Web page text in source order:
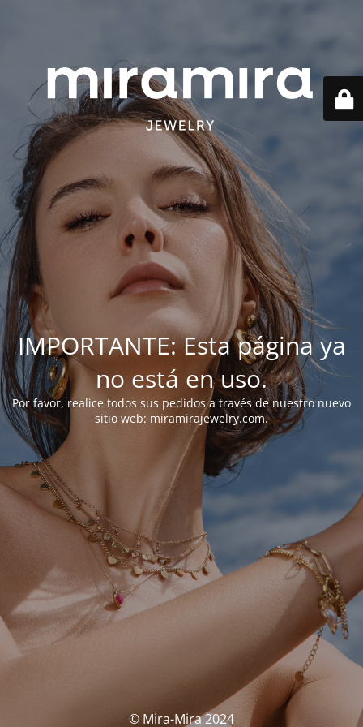
IMPORTANTE: Esta página ya
no está en uso.
Por favor, realice todos sus pedidos a través de nuestro nuevo
sitio web: miramirajewelry.com.
© Mira-Mira 2024